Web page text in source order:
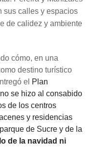
sus calles y espacios
de calidez y ambiente
cómo, en una
destino turístico
el Plan
se hizo al consabido
de los centros
y residencias
de Sucre y de la
de la navidad ni